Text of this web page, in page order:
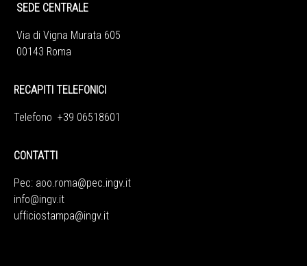
SEDE CENTRALE
Via di Vigna Murata 605
00143 Roma
RECAPITI TELEFONICI
Telefono +39 06518601
CONTATTI
Pec: aoo.roma@pec.ingv.it
info@ingv.it
ufficiostampa@ingv.it